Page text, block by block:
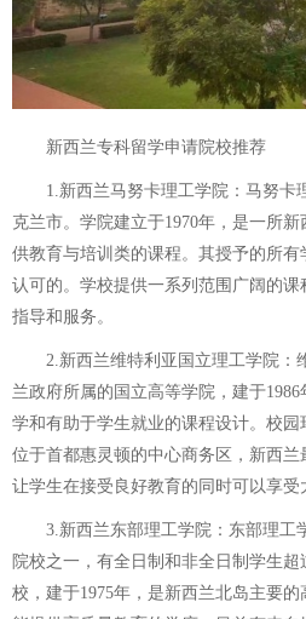
新西兰专科留学申请院校推荐
1.新西兰马努卡理工学院：马努卡
克兰市。学院建立于1970年，是一所
供教育与培训类的课程。其授予的所
认可的。学校提供一系列范围广阔的课
指导和服务。
2.新西兰维特利亚国立理工学院：
兰政府所属的国立高等学院，建于
学和有助于学生就业的课程设计。校园
位于首都惠灵顿的中心商务区，新西兰
让学生在接受良好教育的同时可以享受
3.新西兰东部理工学院：东部理工
院校之一，有全日制和非全日制学生
校，建于1975年，是新西兰北岛主要